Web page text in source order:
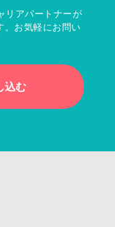
リアパートナーが
。お気軽にお問い
込む